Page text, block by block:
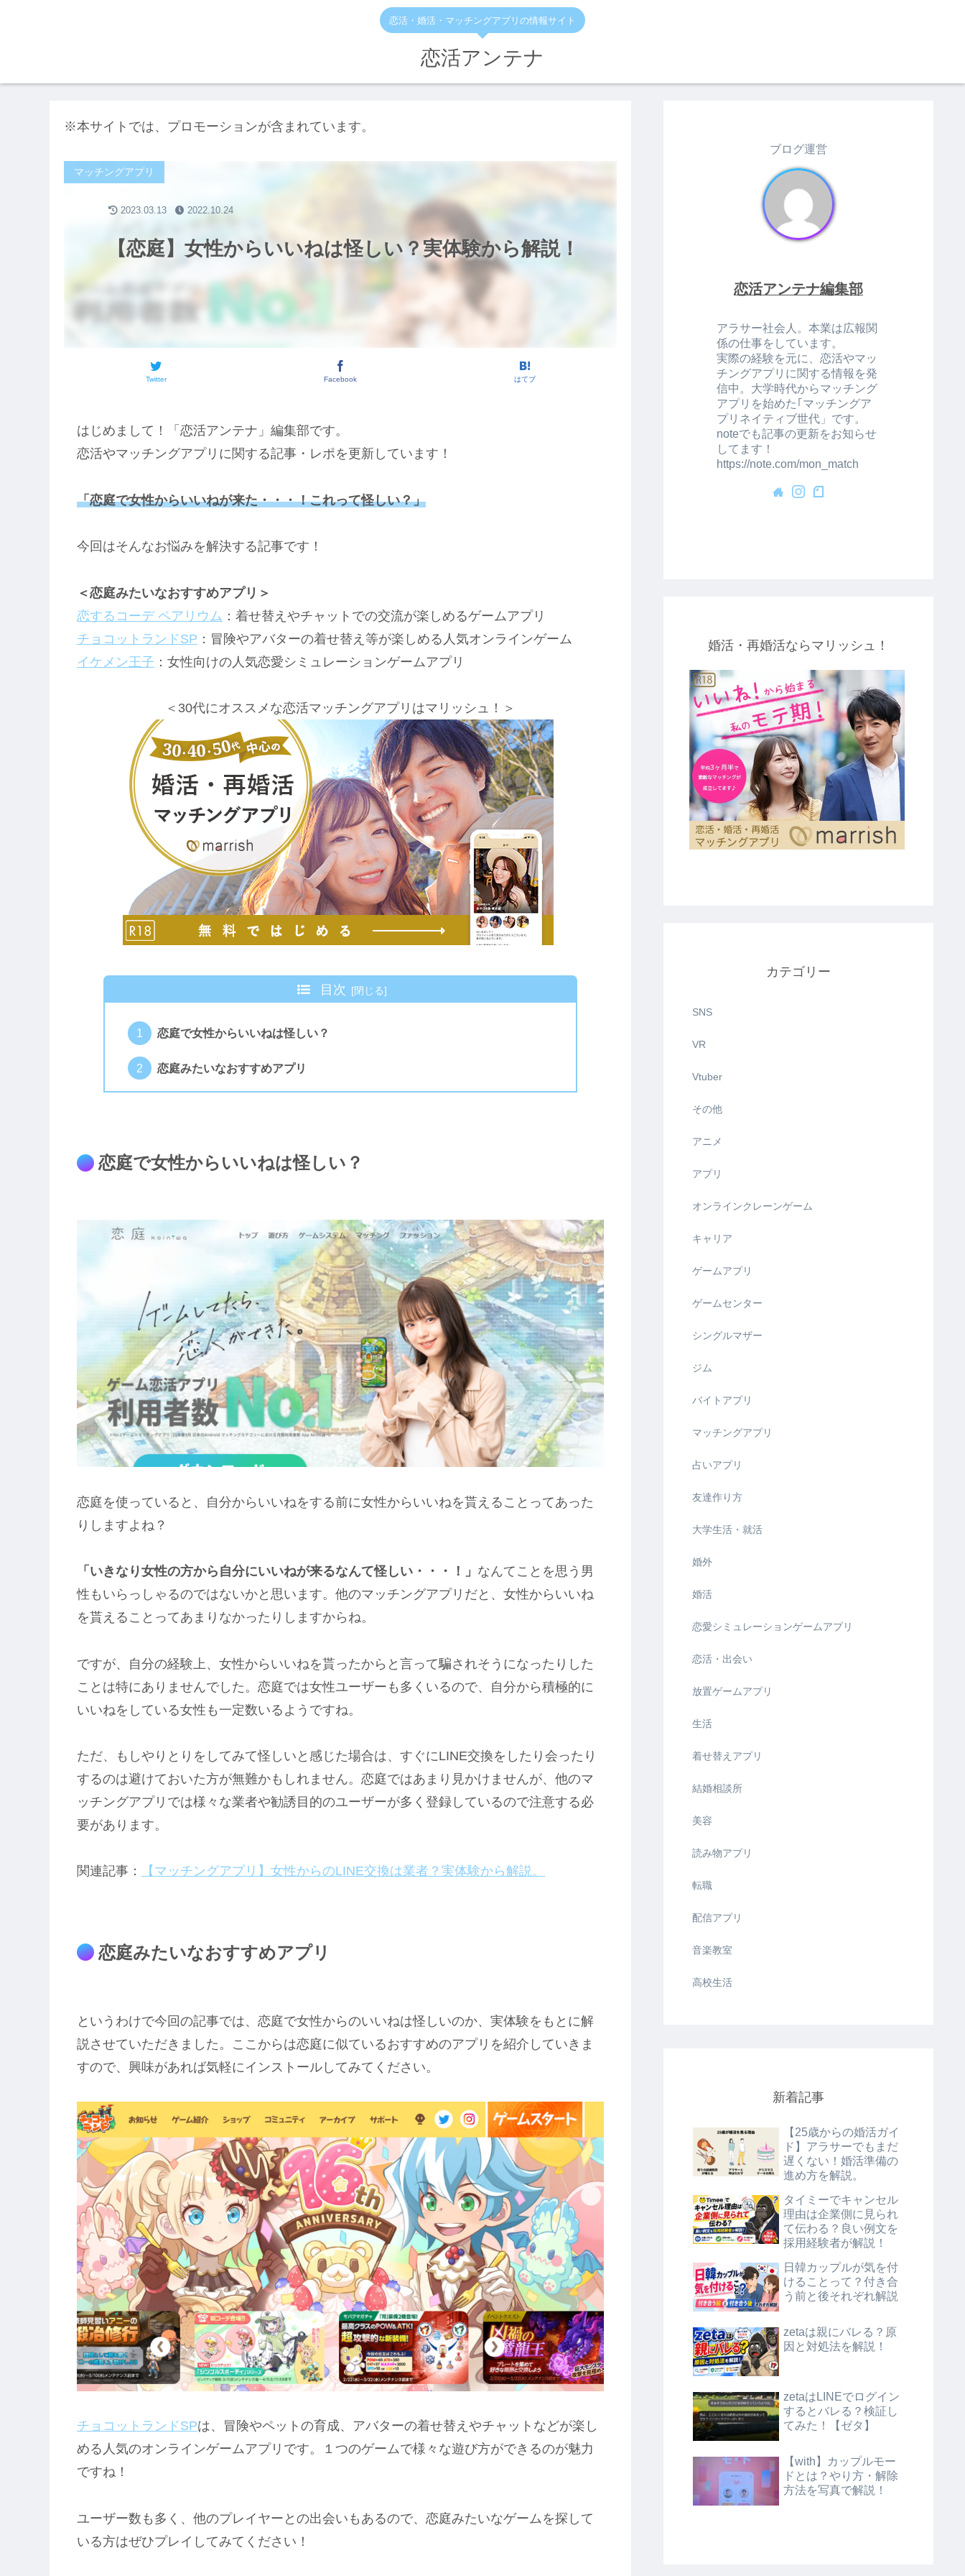
恋活・婚活・マッチングアプリの情報サイト
恋活アンテナ
※本サイトでは、プロモーションが含まれています。
【恋庭】女性からいいねは怪しい？実体験から解説！
マッチングアプリ
Twitter Facebook はてブ
2023.03.13 2022.10.24
はじめまして！「恋活アンテナ」編集部です。
恋活やマッチングアプリに関する記事・レポを更新しています！
「恋庭で女性からいいねが来た・・・！これって怪しい？」
今回はそんなお悩みを解決する記事です！
＜恋庭みたいなおすすめアプリ＞
恋するコーデ ペアリウム ：着せ替えやチャットでの交流が楽しめるゲームアプリ
チョコットランドSP ：冒険やアバターの着せ替え等が楽しめる人気オンラインゲーム
イケメン王子 ：女性向けの人気恋愛シミュレーションゲームアプリ
＜30代にオススメな恋活マッチングアプリはマリッシュ！＞
目次
恋庭で女性からいいねは怪しい？
恋庭みたいなおすすめアプリ
恋庭で女性からいいねは怪しい？
恋庭を使っていると、自分からいいねをする前に女性からいいねを貰えることってあった
りしますよね？
「いきなり女性の方から自分にいいねが来るなんて怪しい・・・！」 なんてことを思う男
性もいらっしゃるのではないかと思います。他のマッチングアプリだと、女性からいいね
を貰えることってあまりなかったりしますからね。
ですが、自分の経験上、女性からいいねを貰ったからと言って騙されそうになったりした
ことは特にありませんでした。恋庭では女性ユーザーも多くいるので、自分から積極的に
いいねをしている女性も一定数いるようですね。
ただ、もしやりとりをしてみて怪しいと感じた場合は、すぐにLINE交換をしたり会ったり
するのは避けておいた方が無難かもしれません。恋庭ではあまり見かけませんが、他のマ
ッチングアプリでは様々な業者や勧誘目的のユーザーが多く登録しているので注意する必
要があります。
関連記事： 【マッチングアプリ】女性からのLINE交換は業者？実体験から解説。
恋庭みたいなおすすめアプリ
というわけで今回の記事では、恋庭で女性からのいいねは怪しいのか、実体験をもとに解
説させていただきました。ここからは恋庭に似ているおすすめのアプリを紹介していきま
すので、興味があれば気軽にインストールしてみてください。
チョコットランドSPは、冒険やペットの育成、アバターの着せ替えやチャットなどが楽し
める人気のオンラインゲームアプリです。１つのゲームで様々な遊び方ができるのが魅力
ですね！
ユーザー数も多く、他のプレイヤーとの出会いもあるので、恋庭みたいなゲームを探して
いる方はぜひプレイしてみてください！
ブログ運営
恋活アンテナ編集部
アラサー社会人。本業は広報関
係の仕事をしています。
実際の経験を元に、恋活やマッ
チングアプリに関する情報を発
信中。大学時代からマッチング
アプリを始めた｢マッチングア
プリネイティブ世代」です。
noteでも記事の更新をお知らせ
してます！
https://note.com/mon_match
婚活・再婚活ならマリッシュ！
カテゴリー
SNS
VR
Vtuber
その他
アニメ
アプリ
オンラインクレーンゲーム
キャリア
ゲームアプリ
ゲームセンター
シングルマザー
ジム
バイトアプリ
マッチングアプリ
占いアプリ
友達作り方
大学生活・就活
婚外
婚活
恋愛シミュレーションゲームアプリ
恋活・出会い
放置ゲームアプリ
生活
着せ替えアプリ
結婚相談所
美容
読み物アプリ
転職
配信アプリ
音楽教室
高校生活
新着記事
【25歳からの婚活ガイ
ド】アラサーでもまだ
遅くない！婚活準備の
進め方を解説。
タイミーでキャンセル
理由は企業側に見られ
て伝わる？良い例文を
採用経験者が解説！
日韓カップルが気を付
けることって？付き合
う前と後それぞれ解説
zetaは親にバレる？原
因と対処法を解説！
zetaはLINEでログイン
するとバレる？検証し
てみた！【ゼタ】
【with】カップルモー
ドとは？やり方・解除
方法を写真で解説！